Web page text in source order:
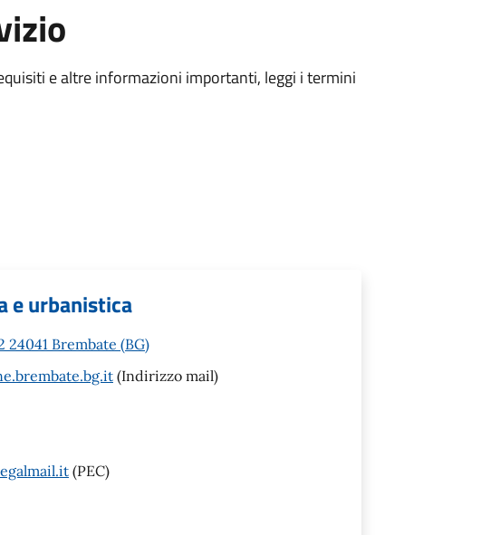
e altre informazioni importanti, leggi i termini
e urbanistica
24041 Brembate (BG)
(Indirizzo mail)
(PEC)